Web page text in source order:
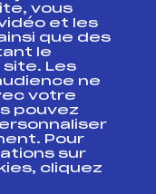
Suivi
vous
et les
que des
le
Les
ne
votre
pouvez
Pour
sur
cliquez